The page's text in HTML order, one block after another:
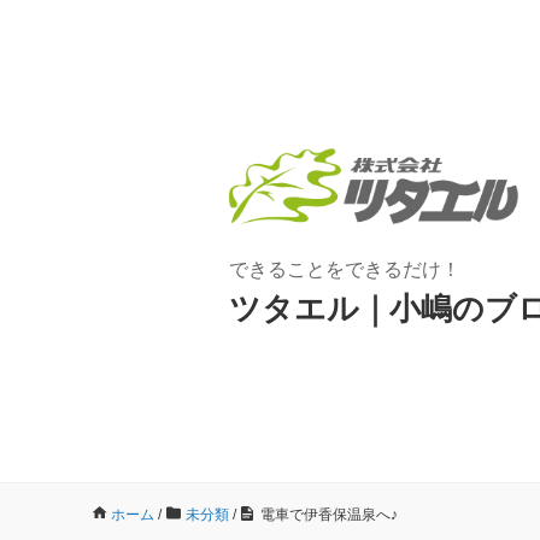
できることをできるだけ！
ツタエル｜小嶋のブ
ホーム / 未分類 / 電車で伊香保温泉へ♪